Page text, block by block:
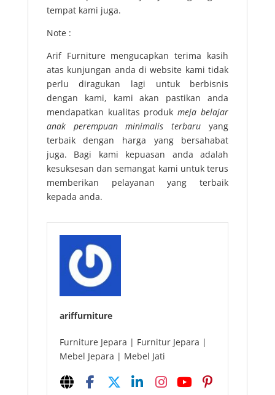
tempat kami juga.
Note :
Arif Furniture mengucapkan terima kasih
atas kunjungan anda di website kami tidak
perlu diragukan lagi untuk berbisnis
dengan kami, kami akan pastikan anda
mendapatkan kualitas produk meja belajar
anak perempuan minimalis terbaru yang
terbaik dengan harga yang bersahabat
juga. Bagi kami kepuasan anda adalah
kesuksesan dan semangat kami untuk terus
memberikan pelayanan yang terbaik
kepada anda.
ariffurniture
Furniture Jepara | Furnitur Jepara |
Mebel Jepara | Mebel Jati